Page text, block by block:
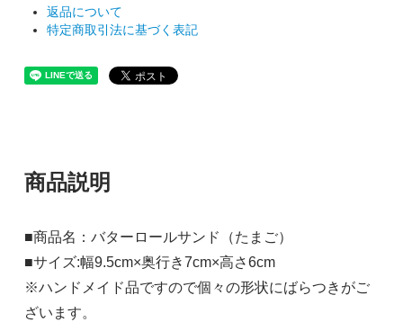
返品について
特定商取引法に基づく表記
商品説明
■商品名：バターロールサンド（たまご）
■サイズ:幅9.5cm×奥行き7cm×高さ6cm
※ハンドメイド品ですので個々の形状にばらつきがご
ざいます。